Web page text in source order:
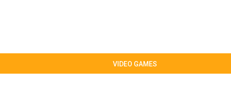
VIDEO GAMES